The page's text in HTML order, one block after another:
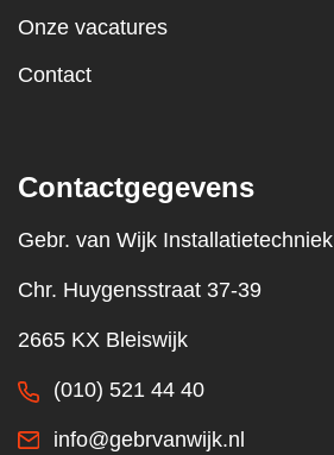
Onze vacatures
Contact
Contactgegevens
Gebr. van Wijk Installatietechniek
Chr. Huygensstraat 37-39
2665 KX Bleiswijk
(010) 521 44 40
info@gebrvanwijk.nl